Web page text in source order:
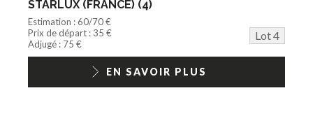
STARLUX (FRANCE) (4)
Estimation : 60/70 €
Prix de départ : 35 €
Lot 4
Adjugé : 75 €
EN SAVOIR PLUS